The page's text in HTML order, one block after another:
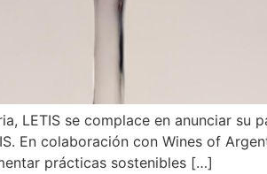
LETIS se complace en anunciar su
En colaboración con Wines of
prácticas sostenibles […]